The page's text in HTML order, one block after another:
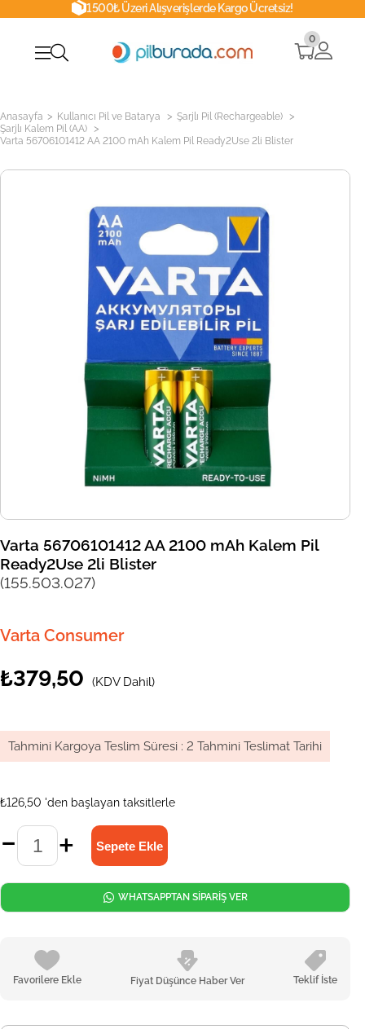
1500₺ Üzeri Alışverişlerde Kargo Ücretsiz!
0
Anasayfa > Kullanıcı Pil ve Batarya > Şarjlı Pil (Rechargeable) >
Şarjlı Kalem Pil (AA) >
Varta 56706101412 AA 2100 mAh Kalem Pil Ready2Use 2li Blister
Varta 56706101412 AA 2100 mAh Kalem Pil
Ready2Use 2li Blister
(155.503.027)
Varta Consumer
₺379,50 (KDV Dahil)
Tahmini Kargoya Teslim Süresi : 2 Tahmini Teslimat Tarihi
₺126,50 'den başlayan taksitlerle
Favorilere Ekle Fiyat Düşünce Haber Ver Teklif İste
WHATSAPPTAN SİPARİŞ VER